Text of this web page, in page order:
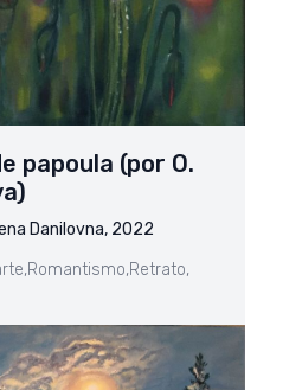
papoula (por O.
Danilovna, 2022
Romantismo,Retrato,